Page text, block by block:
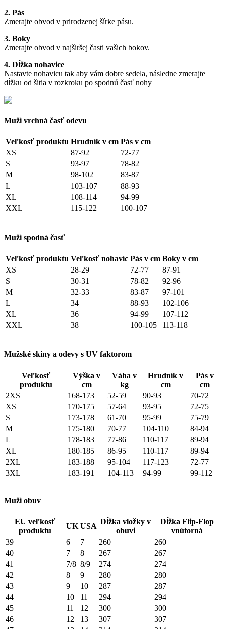
2. Pás
Zmerajte obvod v prirodzenej šírke pásu.
3. Boky
Zmerajte obvod v najširšej časti vašich bokov.
4. Dĺžka nohavice
Nastavte nohavicu tak aby vám dobre sedela, následne zmerajte
dĺžku od šitia v rozkroku po spodnú časť nohy
Muži vrchná časť odevu
Veľkosť produktu Hrudník v cm Pás v cm
XS
87-92
72-77
S
93-97
78-82
M
98-102
83-87
L
103-107
88-93
XL
108-114
94-99
XXL
115-122 100-107
Muži spodná časť
Veľkosť produktu Veľkosť nohavíc Pás v cm Boky v cm
XS
28-29 72-77
87-91
S
30-31 78-82
92-96
M
32-33 83-87
97-101
L
34 88-93
102-106
XL
36 94-99
107-112
XXL
38 100-105 113-118
Mužské skiny a odevy s UV faktorom
Veľkosť
produktu
Výška v
cm
Váha v
kg
Hrudník v
cm
Pás v
cm
2XS
168-173 52-59 90-93
70-72
XS
170-175 57-64 93-95
72-75
S
173-178 61-70 95-99
75-79
M
175-180 70-77 104-110
84-94
L
178-183 77-86 110-117
89-94
XL
180-185 86-95 110-117
89-94
2XL
183-188 95-104 117-123
72-77
3XL
183-191 104-113 94-99 99-112
Muži obuv
EU veľkosť
produktu
UK USA
Dĺžka vložky v
obuvi
Dĺžka Flip-Flop
vnútorná
39
6 7 260
260
40
7 8 267
267
41
7/8 8/9 274
274
42
8 9 280
280
43
9 10 287
287
44
10 11 294
294
45
11 12 300
300
46
12 13 307
307